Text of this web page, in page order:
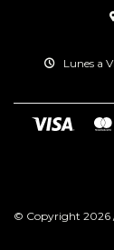
Lunes a
© Copyright 2026